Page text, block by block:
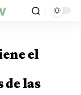
el
de las